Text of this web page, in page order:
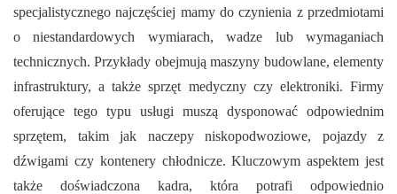
specjalistycznego najczęściej mamy do czynienia z przedmiotami
o niestandardowych wymiarach, wadze lub wymaganiach
technicznych. Przykłady obejmują maszyny budowlane, elementy
infrastruktury, a także sprzęt medyczny czy elektroniki. Firmy
oferujące tego typu usługi muszą dysponować odpowiednim
sprzętem, takim jak naczepy niskopodwoziowe, pojazdy z
dźwigami czy kontenery chłodnicze. Kluczowym aspektem jest
także doświadczona kadra, która potrafi odpowiednio